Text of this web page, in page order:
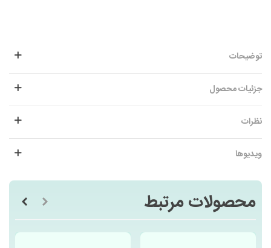
توضیحات
جزئیات محصول
نظرات
ویدیوها
محصولات مرتبط